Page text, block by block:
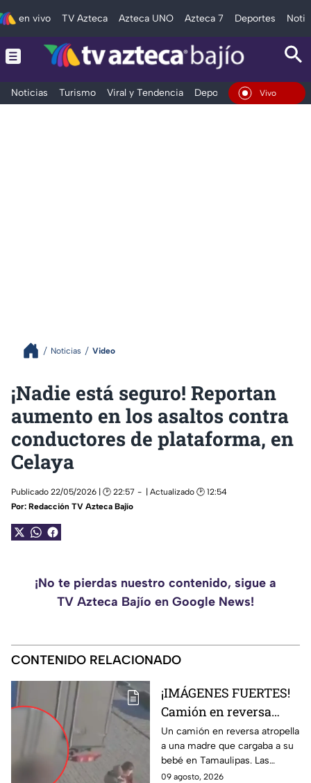
en vivo TV Azteca Azteca UNO Azteca 7 Deportes
Noticias Turismo Viral y Tendencia Deportes Espectáculos
En Vivo
Noticias Video
¡Nadie está seguro! Reportan
aumento en los asaltos contra
conductores de plataforma, en
Celaya
Publicado 22/05/2026 | 🕑 22:57
| Actualizado 🕑 12:54
Por: Redacción TV Azteca Bajío
¡No te pierdas nuestro contenido, sigue a
TV Azteca Bajío en Google News!
CONTENIDO RELACIONADO
¡IMÁGENES FUERTES!
Camión en reversa
ATR0PELLA a madre
que cargaba a su BEBÉ
y les pasa por encima;
Un camión en reversa atropella
a una madre que cargaba a su
bebé en Tamaulipas. Las
fuertes imágenes captadas por
09 agosto, 2026